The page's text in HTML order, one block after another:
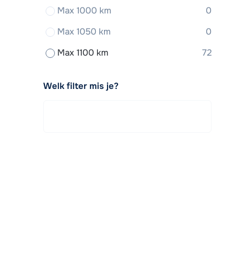
Max 1000 km
0
Max 1050 km
0
Max 1100 km
72
Welk filter mis je?